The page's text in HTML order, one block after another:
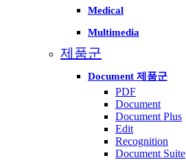
Medical
Multimedia
제품군
Document 제품군
PDF
Document
Document Plus
Edit
Recognition
Document Suite